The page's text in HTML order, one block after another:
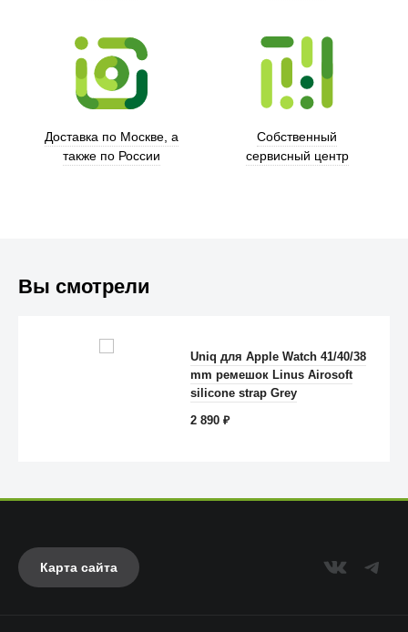
Anker
Доставка по Москве, а
также по России
Собственный
сервисный центр
Вы смотрели
Uniq для Apple Watch 41/40/38
mm ремешок Linus Airosoft
silicone strap Grey
2 890₽
Карта сайта